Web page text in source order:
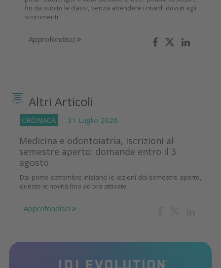
fin da subito le classi, senza attendere i ritardi dovuti agli
scorrimenti
Approfondisci
Altri Articoli
CRONACA 31 Luglio 2026
Medicina e odontoiatria, iscrizioni al
semestre aperto: domande entro il 3
agosto
Dal primo settembre iniziano le lezioni del semestre aperto,
queste le novità fino ad ora attivate
Approfondisci